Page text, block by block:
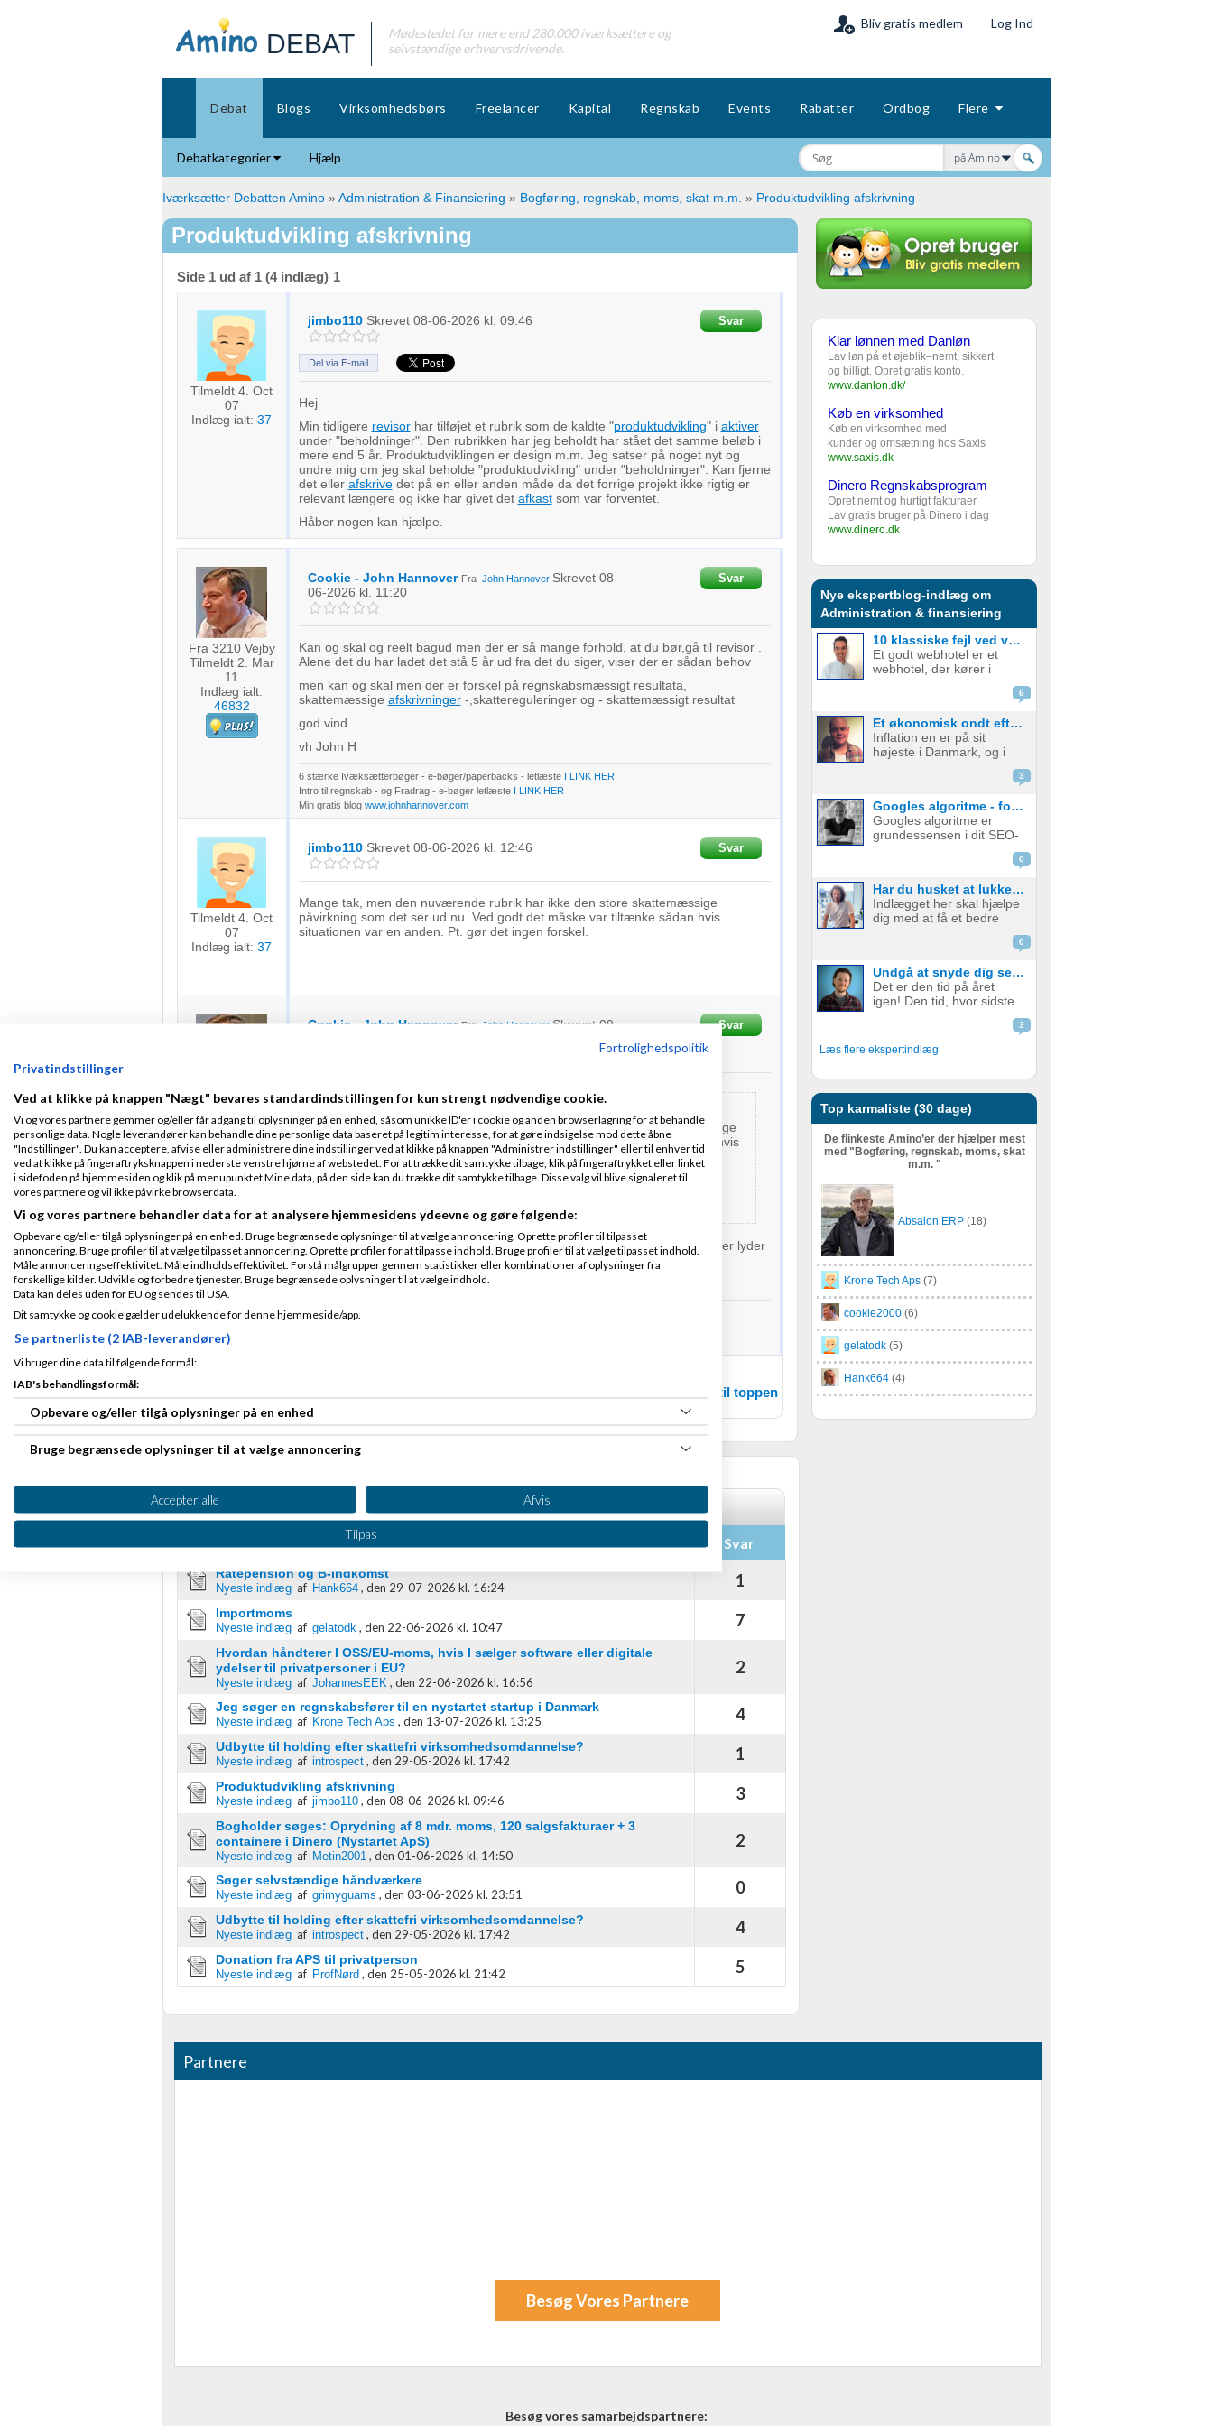
DEBAT
Mødestedet for mere end 280.000 iværksættere og
selvstændige erhvervsdrivende.
Bliv gratis medlem Log Ind
Debat Blogs Virksomhedsbørs Freelancer Kapital Regnskab Events Rabatter Ordbog Flere
Debatkategorier Hjælp på Amino
Iværksætter Debatten Amino » Administration & Finansiering » Bogføring, regnskab, moms, skat m.m. » Produktudvikling afskrivning
Produktudvikling afskrivning
Side 1 ud af 1 (4 indlæg) 1
Tilmeldt 4. Oct
07
Indlæg ialt: 37
jimbo110 Skrevet 08-06-2026 kl. 09:46 Svar
Del via E-mail
Hej
Min tidligere revisorhar tilføjet et rubrik som de kaldte "produktudvikling" i aktiver
under "beholdninger". Den rubrikken har jeg beholdt har stået det samme beløb i
mere end 5 år. Produktudviklingen er design m.m. Jeg satser på noget nyt og
undre mig om jeg skal beholde "produktudvikling" under "beholdninger". Kan fjerne
det eller afskrivedet på en eller anden måde da det forrige projekt ikke rigtig er
relevant længere og ikke har givet det afkastsom var forventet.
Håber nogen kan hjælpe.
Fra 3210 Vejby
Tilmeldt 2. Mar
11
Indlæg ialt:
46832
Cookie - John Hannover Fra John Hannover Skrevet 08-
06-2026 kl. 11:20
Svar
Kan og skal og reelt bagud men der er så mange forhold, at du bør,gå til revisor .
Alene det du har ladet det stå 5 år ud fra det du siger, viser der er sådan behov
men kan og skal men der er forskel på regnskabsmæssigt resultata,
skattemæssige afskrivninger-,skattereguleringer og - skattemæssigt resultat
god vind
vh John H
6 stærke Ivæksætterbøger - e-bøger/paperbacks - letlæsteI LINK HER
Intro til regnskab - og Fradrag - e-bøger letlæste I LINK HER
Min gratis blog www.johnhannover.com
Tilmeldt 4. Oct
07
Indlæg ialt: 37
jimbo110 Skrevet 08-06-2026 kl. 12:46 Svar
Mange tak, men den nuværende rubrik har ikke den store skattemæssige
påvirkning som det ser ud nu. Ved godt det måske var tiltænke sådan hvis
situationen var en anden. Pt. gør det ingen forskel.
Fra 3210 Vejby
Tilmeldt 2. Mar
11
Indlæg ialt:
46832
Cookie - John Hannover Fra John Hannover Skrevet 09-
Svar
jimbo110:
Mange tak, men den nuværende rubrik har ikke den store skattemæssige
påvirkning som det ser ud nu. Ved godt det måske var tiltænke sådan hvis
situationen var en anden. Pt. gør det ingen forskel.
der er to regnskaber - det offentlige hvor væriden SKAL vi den korrekte - her lyder
det som 0 - og så den skattemæssige hvor du må, men ikke skal afskrive
vh john hannover
6 stærke Ivæksætterbøger - e-bøger/paperbacks - letlæste
Side 1 ud af 1 (4 indlæg)
Tilbage til toppen
Bogføring, regnskab, moms, skat m.m.
Emner Svar
Ratepension og B-indkomst
Nyeste indlægaf Hank664 , den 29-07-2026 kl. 16:24 1
Importmoms
Nyeste indlægaf gelatodk , den 22-06-2026 kl. 10:47 7
Hvordan håndterer I OSS/EU-moms, hvis I sælger software eller digitale
ydelser til privatpersoner i EU?
Nyeste indlægaf JohannesEEK , den 22-06-2026 kl. 16:56
2
Jeg søger en regnskabsfører til en nystartet startup i Danmark
Nyeste indlægaf Krone Tech Aps , den 13-07-2026 kl. 13:25 4
Udbytte til holding efter skattefri virksomhedsomdannelse?
Nyeste indlægaf introspect , den 29-05-2026 kl. 17:42 1
Produktudvikling afskrivning
Nyeste indlægaf jimbo110 , den 08-06-2026 kl. 09:46 3
Bogholder søges: Oprydning af 8 mdr. moms, 120 salgsfakturaer + 3
containere i Dinero (Nystartet ApS)
Nyeste indlægaf Metin2001 , den 01-06-2026 kl. 14:50
2
Søger selvstændige håndværkere
Nyeste indlægaf grimyguams , den 03-06-2026 kl. 23:51 0
Udbytte til holding efter skattefri virksomhedsomdannelse?
Nyeste indlægaf introspect , den 29-05-2026 kl. 17:42 4
Donation fra APS til privatperson
Nyeste indlægaf ProfNørd , den 25-05-2026 kl. 21:42 5
Klar lønnen med Danløn
Lav løn på et øjeblik–nemt, sikkert
og billigt. Opret gratis konto.
www.danlon.dk/
Køb en virksomhed
Køb en virksomhed med
kunder og omsætning hos Saxis
www.saxis.dk
Dinero Regnskabsprogram
Opret nemt og hurtigt fakturaer
Lav gratis bruger på Dinero i dag
www.dinero.dk
Nye ekspertblog-indlæg om
Administration & finansiering
10 klassiske fejl ved valg af webhotel – og hvordan du undgår dem
Et godt webhotel er et
webhotel, der kører i
har de fleste det; man skal
helst glemme, at man har
et webhotel, men
6
Et økonomisk ondt efterår for startups
Inflation en er på sit
højeste i Danmark, og i
vasker om natten og
virksomhedsejere skuer
grumt mod efteråret. Men
hvad er Inflation? Hvilken
3
Googles algoritme - forstå de hundredvis af parametre bag
Googles algoritme er
grundessensen i dit SEO-
ved du også godt, at det
er et ”long game”, og at
det sjældent betaler sig at
0
Har du husket at lukke din softwareudvikler ind i forretningen?
Indlægget her skal hjælpe
dig med at få et bedre
godt samarbejde – og et
bedre produkt i sidste
ende. Det handler om at
0
Undgå at snyde dig selv og skat: Sådan får du styr på oplysningsskemaet
Det er den tid på året
igen! Den tid, hvor sidste
Skattestyrelsen. Men hvad
er det egentlig, der skal
udskudt til d....
3
Læs flere ekspertindlæg
Top karmaliste (30 dage)
De flinkeste Amino’er der hjælper mest
med "Bogføring, regnskab, moms, skat
m.m. "
Absalon ERP (18)
Krone Tech Aps (7)
cookie2000 (6)
gelatodk (5)
Hank664 (4)
Partnere
Besøg Vores Partnere
Besøg vores samarbejdspartnere:
Fortrolighedspolitik
Privatindstillinger
Ved at klikke på knappen "Nægt" bevares standardindstillingen for kun strengt nødvendige cookie.
Vi og vores partnere gemmer og/eller får adgang til oplysninger på en enhed, såsom unikke ID'er i cookie og anden browserlagring for at behandle
personlige data. Nogle leverandører kan behandle dine personlige data baseret på legitim interesse, for at gøre indsigelse mod dette åbne
"Indstillinger". Du kan acceptere, afvise eller administrere dine indstillinger ved at klikke på knappen "Administrer indstillinger" eller til enhver tid
ved at klikke på fingeraftryksknappen i nederste venstre hjørne af webstedet. For at trække dit samtykke tilbage, klik på fingeraftrykket eller linket
i sidefoden på hjemmesiden og klik på menupunktet Mine data, på den side kan du trække dit samtykke tilbage. Disse valg vil blive signaleret til
vores partnere og vil ikke påvirke browserdata.
Vi og vores partnere behandler data for at analysere hjemmesidens ydeevne og gøre følgende:
Opbevare og/eller tilgå oplysninger på en enhed. Bruge begrænsede oplysninger til at vælge annoncering. Oprette profiler til tilpasset
annoncering. Bruge profiler til at vælge tilpasset annoncering. Oprette profiler for at tilpasse indhold. Bruge profiler til at vælge tilpasset indhold.
Måle annonceringseffektivitet. Måle indholdseffektivitet. Forstå målgrupper gennem statistikker eller kombinationer af oplysninger fra
forskellige kilder. Udvikle og forbedre tjenester. Bruge begrænsede oplysninger til at vælge indhold.
Data kan deles uden for EU og sendes til USA.
Dit samtykke og cookie gælder udelukkende for denne hjemmeside/app.
Se partnerliste (2 IAB-leverandører)
Vi bruger dine data til følgende formål:
IAB's behandlingsformål:
Opbevare og/eller tilgå oplysninger på en enhed
Bruge begrænsede oplysninger til at vælge annoncering
Oprette profiler til tilpasset annoncering
Bruge profiler til at vælge tilpasset annoncering
Bruge profiler til at vælge tilpasset indhold
Måle annonceringseffektivitet
Forstå målgrupper gennem statistikker eller kombinationer af oplysninger fra forskellige
Udvikle og forbedre tjenester
Bruge begrænsede oplysninger til at vælge indhold
Bruge præcise geografiske placeringsoplysninger
Identificere enheder baseret på aktivt anmodede oplysninger
Accepter alle Afvis
Tilpas